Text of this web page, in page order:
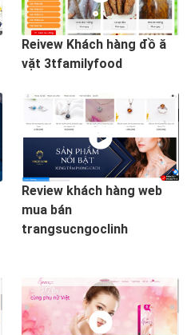
Reivew Khách hàng đồ ă
vặt 3tfamilyfood
Review khách hàng web
mua bán
trangsucngoclinh